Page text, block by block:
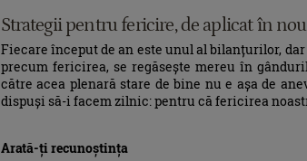
Strategii pentru fericire, de aplicat în
Fiecare început de an este unul al bilanțurilor,
precum fericirea, se regăsește mereu în
către acea plenară stare de bine nu e așa de
dispuși să-i facem zilnic: pentru că fericirea
Arată-ți recunoștința